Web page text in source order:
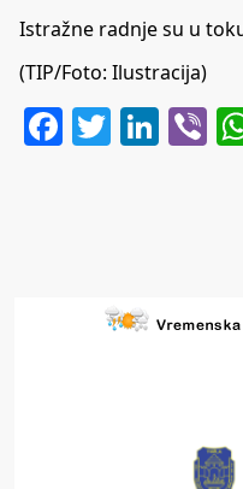
Istražne radnje su u
(TIP/Foto: Ilustracija)
Facebook
Twitter